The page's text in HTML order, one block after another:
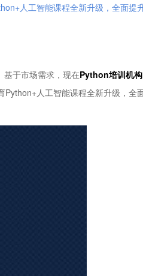
人工智能课程全新升级，全面提
于市场需求，现在Python培训机构
Python+人工智能课程全新升级，全